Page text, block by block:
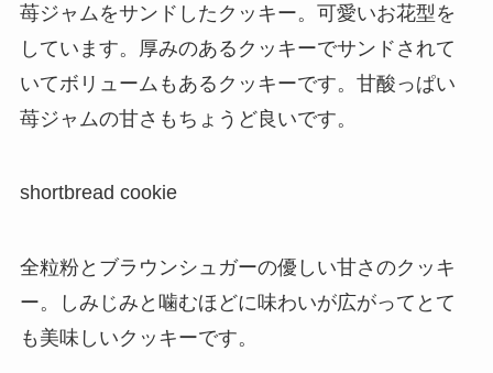
苺ジャムをサンドしたクッキー。可愛いお花型を
しています。厚みのあるクッキーでサンドされて
いてボリュームもあるクッキーです。甘酸っぱい
苺ジャムの甘さもちょうど良いです。
shortbread cookie
全粒粉とブラウンシュガーの優しい甘さのクッキ
ー。しみじみと噛むほどに味わいが広がってとて
も美味しいクッキーです。